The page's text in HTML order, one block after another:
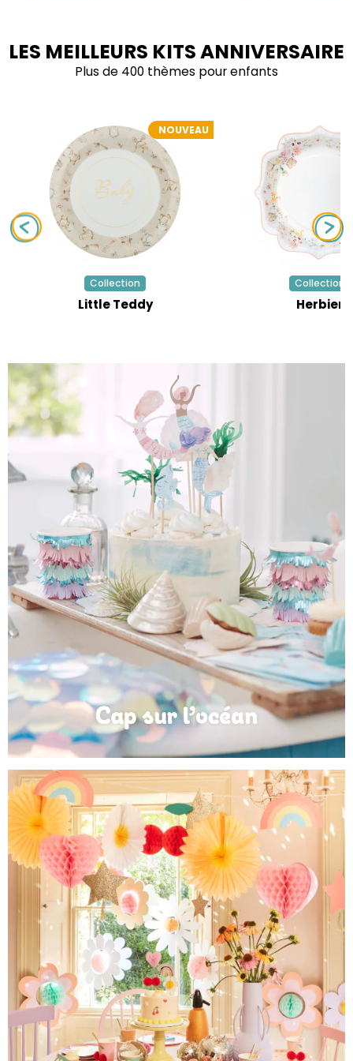
LES MEILLEURS KITS ANNIVERSAIRE
Plus de 400 thèmes pour enfants
NOUVEAU
Collection
Little Teddy
Collection
Herbier
Anniversaire Mer et Océan